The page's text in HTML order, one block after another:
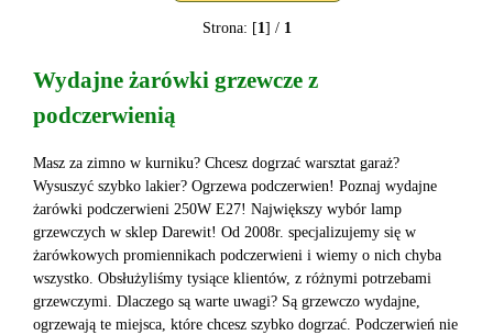
Strona: [1] / 1
Wydajne żarówki grzewcze z
podczerwienią
Masz za zimno w kurniku? Chcesz dogrzać warsztat garaż?
Wysuszyć szybko lakier? Ogrzewa podczerwien! Poznaj wydajne
żarówki podczerwieni 250W E27! Największy wybór lamp
grzewczych w sklep Darewit! Od 2008r. specjalizujemy się w
żarówkowych promiennikach podczerwieni i wiemy o nich chyba
wszystko. Obsłużyliśmy tysiące klientów, z różnymi potrzebami
grzewczymi. Dlaczego są warte uwagi? Są grzewczo wydajne,
ogrzewają te miejsca, które chcesz szybko dogrzać. Podczerwień nie